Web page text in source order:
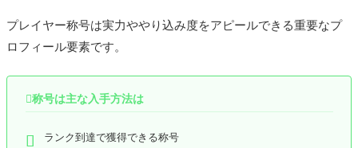
プレイヤー称号は実力ややり込み度をアピールできる重要なプ
ロフィール要素です。
称号は主な入手方法は
ランク到達で獲得できる称号